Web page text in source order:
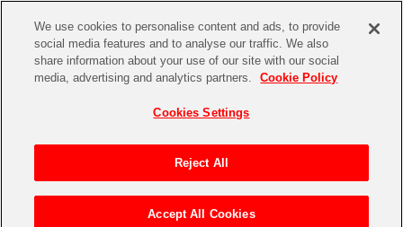
CHANNEL STORE EVENT
アイドルマスターシリーズ
アイドルマスター
イベントグッズ
トイ・ホビー
> キャラクター > アイドリッシュセブン > BABY STAR SIGNS フォンタブ付きスマ
We use cookies to personalise content and ads, to provide
social media features and to analyse our traffic. We also
share information about your use of our site with our social
media, advertising and analytics partners.
Cookie Policy
Cookies Settings
Reject All
Accept All Cookies